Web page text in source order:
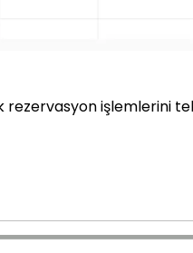
rezervasyon işlemlerini